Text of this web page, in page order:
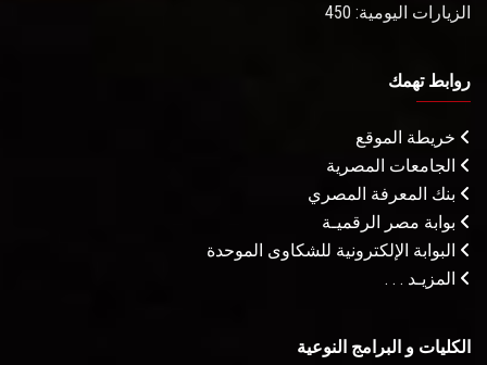
الزيارات اليومية: 450
روابط تهمك
خريطة الموقع
الجامعات المصرية
بنك المعرفة المصري
بوابة مصر الرقميـة
البوابة الإلكترونية للشكاوى الموحدة
المزيـد . . .
الكليات و البرامج النوعية